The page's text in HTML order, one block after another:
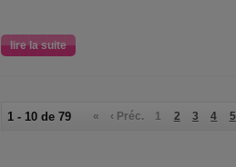
lire la suite
1 - 10 de 79 « ‹ Préc. 1 2 3 4 5